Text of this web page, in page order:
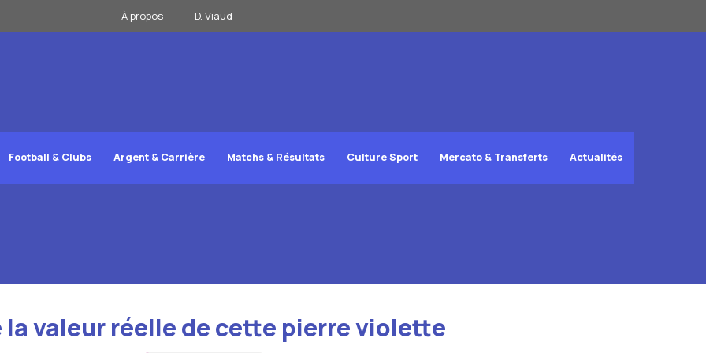
À propos D. Viaud
Football & Clubs Argent & Carrière Matchs & Résultats Culture Sport Mercato & Transferts Actualités
valeur réelle de cette pierre violette